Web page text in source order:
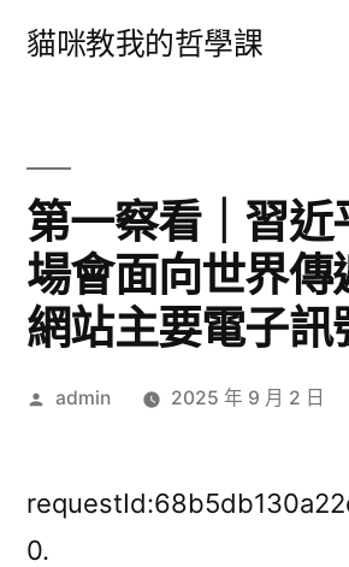
貓咪教我的哲學課
第一察看｜習近
場會面向世界傳
網站主要電子訊
作
admin 2025 年 9 月 2 日
0.